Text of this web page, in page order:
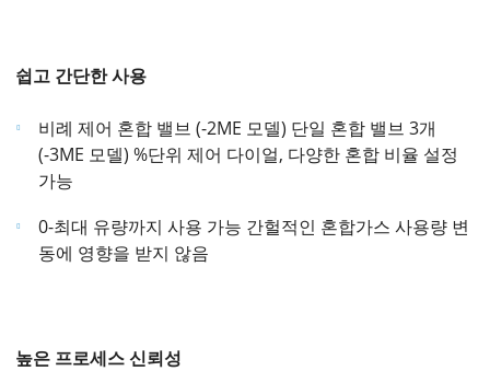
쉽고 간단한 사용
비례 제어 혼합 밸브 (-2ME 모델) 단일 혼합 밸브 3개
(-3ME 모델) %단위 제어 다이얼, 다양한 혼합 비율 설정
가능
0-최대 유량까지 사용 가능 간헐적인 혼합가스 사용량 변
동에 영향을 받지 않음
높은 프로세스 신뢰성